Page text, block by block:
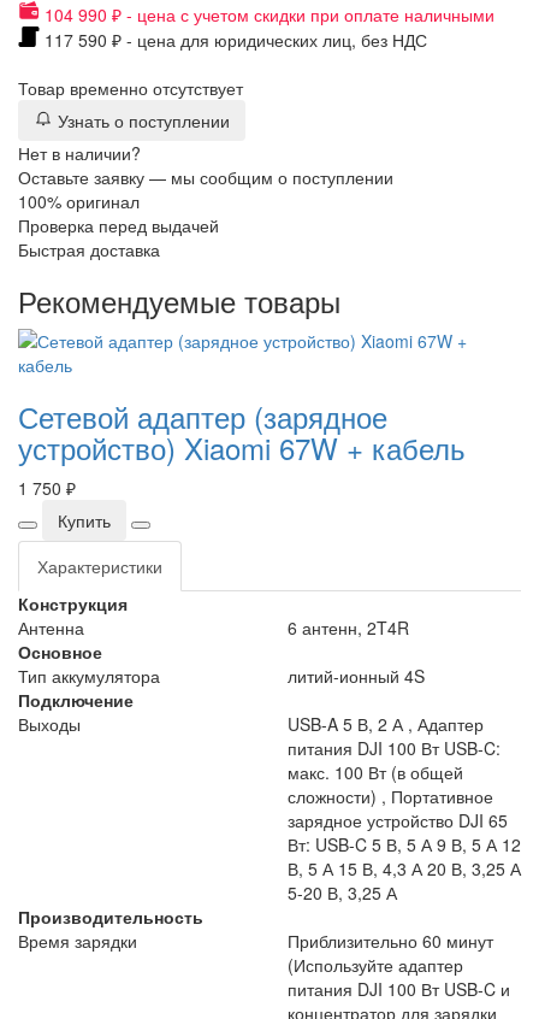
104 990 ₽ - цена с учетом скидки при оплате наличными
117 590 ₽ - цена для юридических лиц, без НДС
Товар временно отсутствует
Узнать о поступлении
Нет в наличии?
Оставьте заявку — мы сообщим о поступлении
100% оригинал
Проверка перед выдачей
Быстрая доставка
Рекомендуемые товары
Сетевой адаптер (зарядное
устройство) Xiaomi 67W + кабель
1 750 ₽
Купить
Характеристики
Конструкция
Антенна
6 антенн, 2T4R
Основное
Тип аккумулятора
литий-ионный 4S
Подключение
Выходы
USB-A 5 В, 2 А , Адаптер
питания DJI 100 Вт USB-C:
макс. 100 Вт (в общей
сложности) , Портативное
зарядное устройство DJI 65
Вт: USB-C 5 В, 5 А 9 В, 5 А 12
В, 5 А 15 В, 4,3 А 20 В, 3,25 А
5-20 В, 3,25 А
Производительность
Время зарядки
Приблизительно 60 минут
(Используйте адаптер
питания DJI 100 Вт USB-C и
концентратор для зарядки